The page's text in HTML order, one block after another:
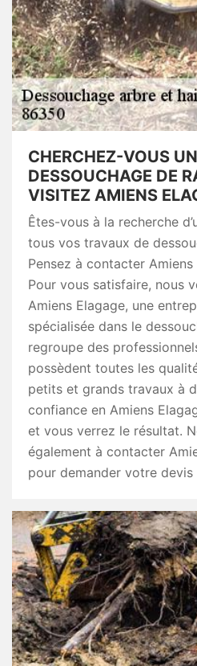
CHERCHEZ-VOUS
DESSOUCHAGE DE
VISITEZ AMIENS
Êtes-vous à la recherche
tous vos travaux de
Pensez à contacter
Pour vous satisfaire, nous
Amiens Elagage, une
spécialisée dans le
regroupe des
possèdent toutes les
petits et grands travaux à
confiance en Amiens
et vous verrez le résultat.
également à contacter
pour demander votre devis